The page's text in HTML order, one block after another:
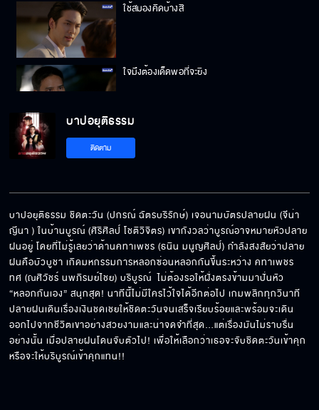
ใช้สมองคิดบ้างสิ
ใจมึงต้องเด็ดพอที่จะยิง
จะทำแผลให้เจ็บแสบ
ทำไม บัวบูชา ต้องตายด้วย
เข้าใจแต่ไม่รับปาก
บาปอยุติธรรม
ติดตาม
บาปอยุติธรรม ชิดตะวัน (ปกรณ์ ฉัตรบริรักษ์) เจอนามบัตรปลายฝน (จีน่า
ญีนา ) ในบ้านบูรณ์ (ศิริศิลป์ โชติวิจิตร) เขากังวลว่าบูรณ์อาจหมายหัวปลาย
ฝนอยู่ โดยที่ไม่รู้เลยว่าด้านคทาเพชร (ธนิน มนูญศิลป์) กำลังสงสัยว่าปลาย
ฝนคือบัวบูชา เกิดมหกรรมการหลอกซ่อนหลอกกันขึ้นระหว่าง คทาเพชร
ทศ (ณศิวัชร์ นพภิรมย์ไชย) บริบูรณ์  ไม่ต้องรอให้ฝั่งตรงข้ามมาปั่นหัว
“หลอกกันเอง” สนุกสุด! นาทีนี้ไม่มีใครไว้ใจได้อีกต่อไป เกมพลิกทุกวินาที
ปลายฝนเดินเรื่องเงินชดเชยให้ชิดตะวันจนเสร็จเรียบร้อยและพร้อมจะเดิน
ออกไปจากชีวิตเขาอย่างสวยงามและน่าจดจำที่สุด…แต่เรื่องมันไม่ราบรื่น
อย่างนั้น เมื่อปลายฝนโดนจับตัวไป! เพื่อให้เลือกว่าเธอจะจับชิดตะวันเข้าคุก
หรือจะให้บริบูรณ์เข้าคุกแทน!!